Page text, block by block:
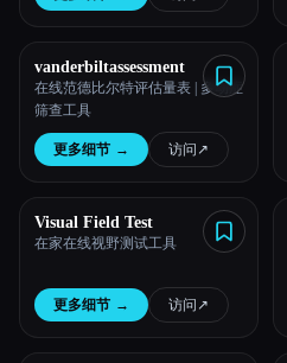
vanderbiltassessment
在线范德比尔特评估量表 | 多动症
筛查工具
更多细节 → 访问 ↗︎
Visual Field Test
在家在线视野测试工具
更多细节 → 访问 ↗︎